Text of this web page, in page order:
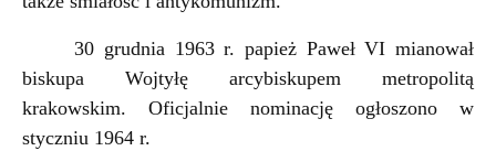
30 grudnia 1963 r. papież Paweł VI mianował
biskupa Wojtyłę arcybiskupem metropolitą
krakowskim. Oficjalnie nominację ogłoszono w
styczniu 1964 r.